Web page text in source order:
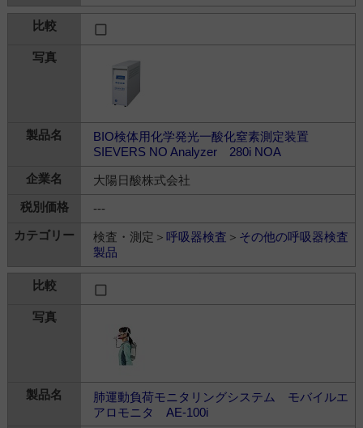
BIO検体用化学発光一酸化窒素測定装置
SIEVERS NO Analyzer 280i NOA
大陽日酸株式会社
---
検査・測定＞ 呼吸器検査 ＞ その他の呼吸器検査
製品
肺運動負荷モニタリングシステム モバイルエ
アロモニタ AE-100i